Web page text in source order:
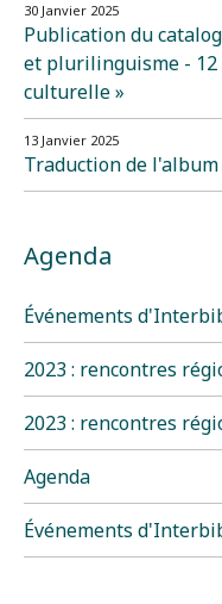
30 Janvier 2025
Publication du
et plurilinguisme -
culturelle »
13 Janvier 2025
Traduction de
Agenda
Événements
2023 : rencontres
2023 : rencontres
Agenda
Événements